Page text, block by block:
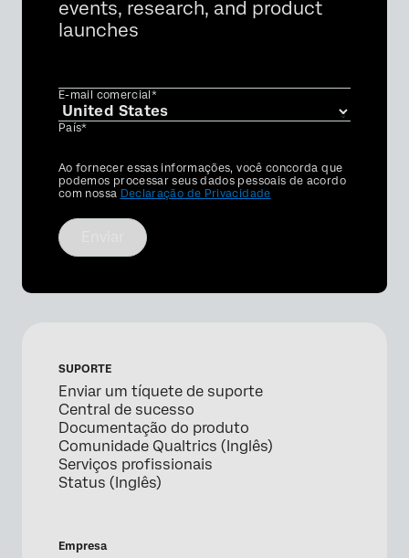
events, research, and product
launches
E-mail comercial*
País*
Privacy
Optin
Ao fornecer essas informações, você concorda que
podemos processar seus dados pessoais de acordo
com nossa Declaração de Privacidade
SUPORTE
Enviar um tíquete de suporte
Central de sucesso
Documentação do produto
Comunidade Qualtrics (Inglês)
Serviços profissionais
Status (Inglês)
Empresa